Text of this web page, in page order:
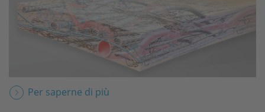
Per saperne di più